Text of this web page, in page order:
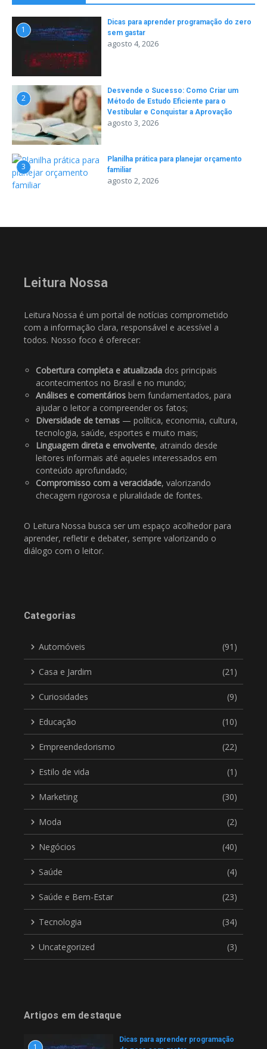
1
Dicas para aprender programação do zero
sem gastar
agosto 4, 2026
2
Desvende o Sucesso: Como Criar um
Método de Estudo Eficiente para o
Vestibular e Conquistar a Aprovação
agosto 3, 2026
3
Planilha prática para planejar orçamento
familiar
agosto 2, 2026
Leitura Nossa
Leitura Nossa é um portal de notícias comprometido
com a informação clara, responsável e acessível a
todos. Nosso foco é oferecer:
Cobertura completa e atualizada dos principais
acontecimentos no Brasil e no mundo;
Análises e comentários bem fundamentados, para
ajudar o leitor a compreender os fatos;
Diversidade de temas — política, economia, cultura,
tecnologia, saúde, esportes e muito mais;
Linguagem direta e envolvente, atraindo desde
leitores informais até aqueles interessados em
conteúdo aprofundado;
Compromisso com a veracidade, valorizando
checagem rigorosa e pluralidade de fontes.
O Leitura Nossa busca ser um espaço acolhedor para
aprender, refletir e debater, sempre valorizando o
diálogo com o leitor.
Categorias
Automóveis (91)
Casa e Jardim (21)
Curiosidades (9)
Educação (10)
Empreendedorismo (22)
Estilo de vida (1)
Marketing (30)
Moda (2)
Negócios (40)
Saúde (4)
Saúde e Bem-Estar (23)
Tecnologia (34)
Uncategorized (3)
Artigos em destaque
1
Dicas para aprender programação